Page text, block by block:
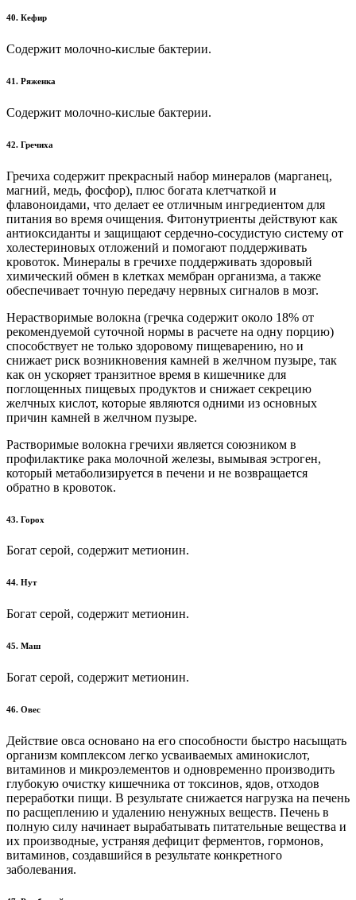
40. Кефир
Содержит молочно-кислые бактерии.
41. Ряженка
Содержит молочно-кислые бактерии.
42. Гречиха
Гречиха содержит прекрасный набор минералов (марганец,
магний, медь, фосфор), плюс богата клетчаткой и
флавоноидами, что делает ее отличным ингредиентом для
питания во время очищения. Фитонутриенты действуют как
антиоксиданты и защищают сердечно-сосудистую систему от
холестериновых отложений и помогают поддерживать
кровоток. Минералы в гречихе поддерживать здоровый
химический обмен в клетках мембран организма, а также
обеспечивает точную передачу нервных сигналов в мозг.
Нерастворимые волокна (гречка содержит около 18% от
рекомендуемой суточной нормы в расчете на одну порцию)
способствует не только здоровому пищеварению, но и
снижает риск возникновения камней в желчном пузыре, так
как он ускоряет транзитное время в кишечнике для
поглощенных пищевых продуктов и снижает секрецию
желчных кислот, которые являются одними из основных
причин камней в желчном пузыре.
Растворимые волокна гречихи является союзником в
профилактике рака молочной железы, вымывая эстроген,
который метаболизируется в печени и не возвращается
обратно в кровоток.
43. Горох
Богат серой, содержит метионин.
44. Нут
Богат серой, содержит метионин.
45. Маш
Богат серой, содержит метионин.
46. Овес
Действие овса основано на его способности быстро насыщать
организм комплексом легко усваиваемых аминокислот,
витаминов и микроэлементов и одновременно производить
глубокую очистку кишечника от токсинов, ядов, отходов
переработки пищи. В результате снижается нагрузка на печень
по расщеплению и удалению ненужных веществ. Печень в
полную силу начинает вырабатывать питательные вещества и
их производные, устраняя дефицит ферментов, гормонов,
витаминов, создавшийся в результате конкретного
заболевания.